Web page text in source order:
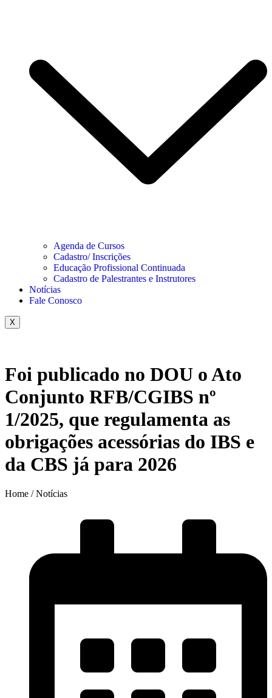
Agenda de Cursos
Cadastro/ Inscrições
Educação Profissional Continuada
Cadastro de Palestrantes e Instrutores
Notícias
Fale Conosco
X
Foi publicado no DOU o Ato
Conjunto RFB/CGIBS nº
1/2025, que regulamenta as
obrigações acessórias do IBS e
da CBS já para 2026
Home / Notícias